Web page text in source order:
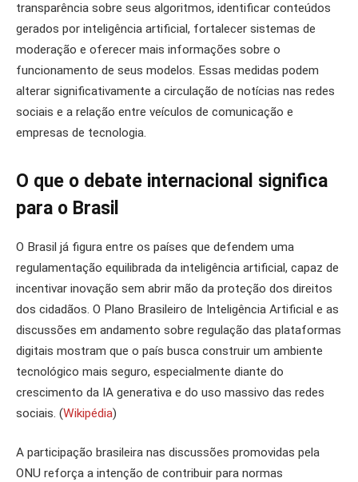
transparência sobre seus algoritmos, identificar conteúdos
gerados por inteligência artificial, fortalecer sistemas de
moderação e oferecer mais informações sobre o
funcionamento de seus modelos. Essas medidas podem
alterar significativamente a circulação de notícias nas redes
sociais e a relação entre veículos de comunicação e
empresas de tecnologia.
O que o debate internacional significa
para o Brasil
O Brasil já figura entre os países que defendem uma
regulamentação equilibrada da inteligência artificial, capaz de
incentivar inovação sem abrir mão da proteção dos direitos
dos cidadãos. O Plano Brasileiro de Inteligência Artificial e as
discussões em andamento sobre regulação das plataformas
digitais mostram que o país busca construir um ambiente
tecnológico mais seguro, especialmente diante do
crescimento da IA generativa e do uso massivo das redes
sociais. (Wikipédia)
A participação brasileira nas discussões promovidas pela
ONU reforça a intenção de contribuir para normas